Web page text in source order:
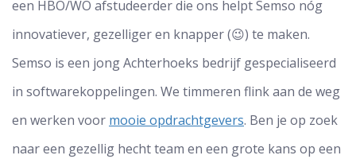
een HBO/WO afstudeerder die ons helpt Semso nóg
innovatiever, gezelliger en knapper (😉) te maken.
Semso is een jong Achterhoeks bedrijf gespecialiseerd
in softwarekoppelingen. We timmeren flink aan de weg
en werken voor mooie opdrachtgevers. Ben je op zoek
naar een gezellig hecht team en een grote kans op een